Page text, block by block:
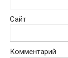
Сайт
Комментарий